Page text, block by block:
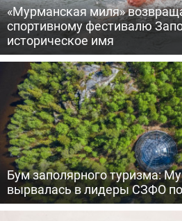
«Мурманская миля»
спортивному фестивалю
историческое имя
Бум заполярного туризма:
вырвалась в лидеры СЗФО по